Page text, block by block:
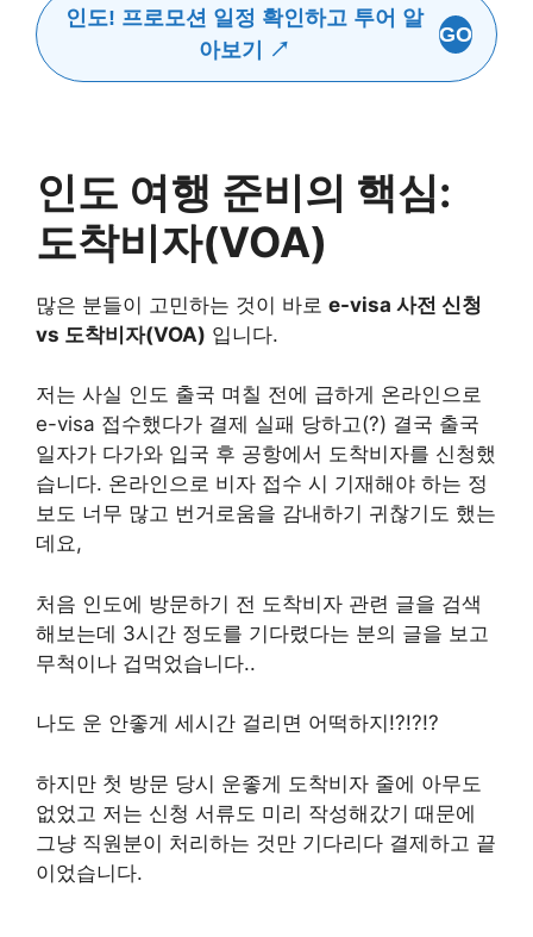
인도! 프로모션 일정 확인하고 투어 알
아보기 ↗
GO
인도 여행 준비의 핵심:
도착비자(VOA)
많은 분들이 고민하는 것이 바로 e-visa 사전 신청
vs 도착비자(VOA) 입니다.
저는 사실 인도 출국 며칠 전에 급하게 온라인으로
e-visa 접수했다가 결제 실패 당하고(?) 결국 출국
일자가 다가와 입국 후 공항에서 도착비자를 신청했
습니다. 온라인으로 비자 접수 시 기재해야 하는 정
보도 너무 많고 번거로움을 감내하기 귀찮기도 했는
데요,
처음 인도에 방문하기 전 도착비자 관련 글을 검색
해보는데 3시간 정도를 기다렸다는 분의 글을 보고
무척이나 겁먹었습니다..
나도 운 안좋게 세시간 걸리면 어떡하지!?!?!?
하지만 첫 방문 당시 운좋게 도착비자 줄에 아무도
없었고 저는 신청 서류도 미리 작성해갔기 때문에
그냥 직원분이 처리하는 것만 기다리다 결제하고 끝
이었습니다.